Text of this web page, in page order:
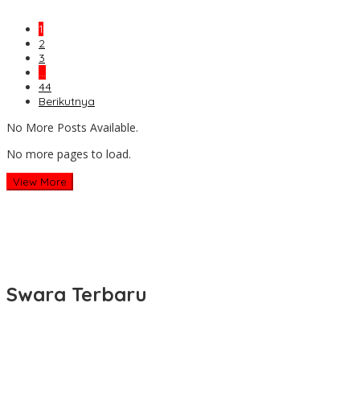
1
2
3
…
44
Berikutnya
No More Posts Available.
No more pages to load.
View More
Swara Terbaru